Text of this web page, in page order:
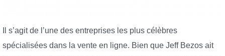
Il s’agit de l’une des entreprises les plus célèbres
spécialisées dans la vente en ligne. Bien que Jeff Bezos ait